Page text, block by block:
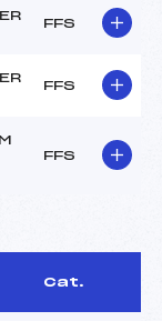
FFS
FFS
FFS
Cat.